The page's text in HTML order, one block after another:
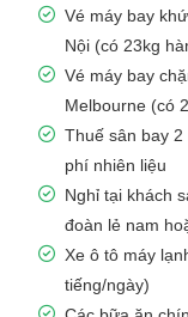
Vé máy bay
Nội (có 23kg
Vé máy bay
Melbourne (có
Thuế sân bay
phí nhiên liệu
Nghỉ tại khách
đoàn lẻ nam
Xe ô tô máy
tiếng/ngày)